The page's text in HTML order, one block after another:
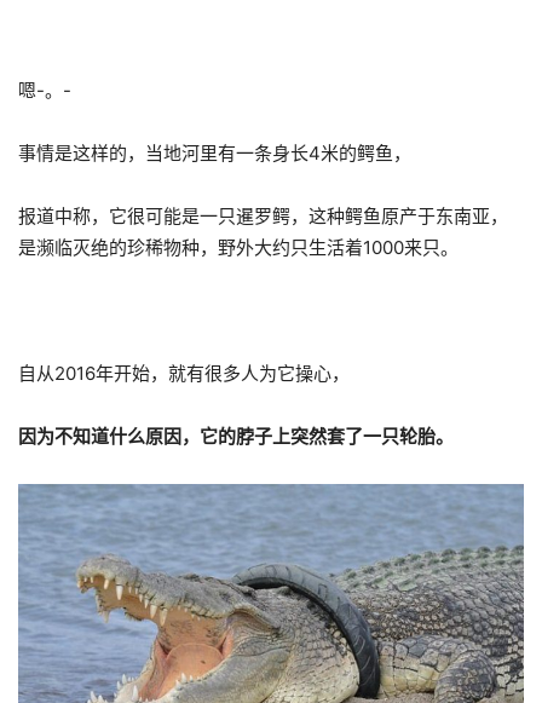
嗯-。-
事情是这样的，当地河里有一条身长4米的鳄鱼，
报道中称，它很可能是一只暹罗鳄，这种鳄鱼原产于东南亚，
是濒临灭绝的珍稀物种，野外大约只生活着1000来只。
自从2016年开始，就有很多人为它操心，
因为不知道什么原因，它的脖子上突然套了一只轮胎。